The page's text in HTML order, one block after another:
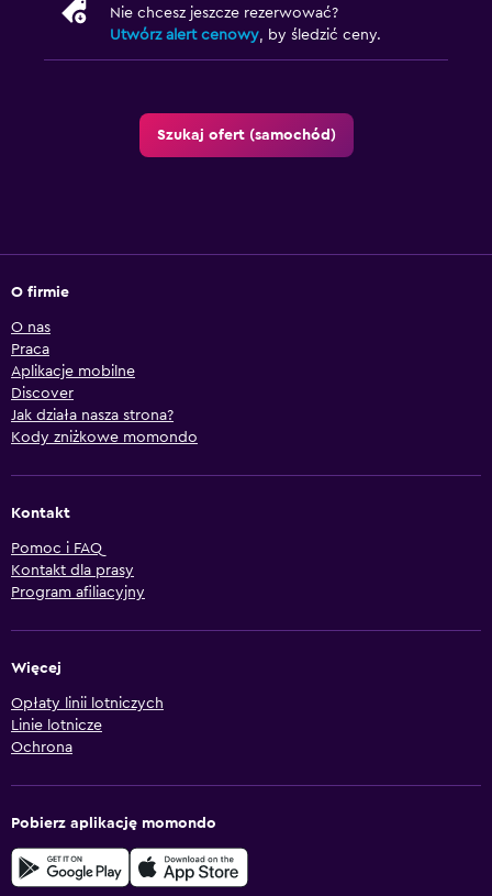
Nie chcesz jeszcze rezerwować?
Utwórz alert cenowy, by śledzić ceny.
Szukaj ofert (samochód)
O firmie
O nas
Praca
Aplikacje mobilne
Discover
Jak działa nasza strona?
Kody zniżkowe momondo
Kontakt
Pomoc i FAQ
Kontakt dla prasy
Program afiliacyjny
Więcej
Opłaty linii lotniczych
Linie lotnicze
Ochrona
Pobierz aplikację momondo